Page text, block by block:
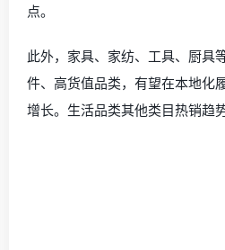
点。
此外，家具、家纺、工具、厨具
件、高货值品类，有望在本地化
增长。生活品类其他类目热销趋